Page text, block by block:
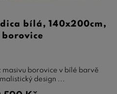
bílá, 140x200cm,
borovice
masivu borovice v bílé barvě
design ...